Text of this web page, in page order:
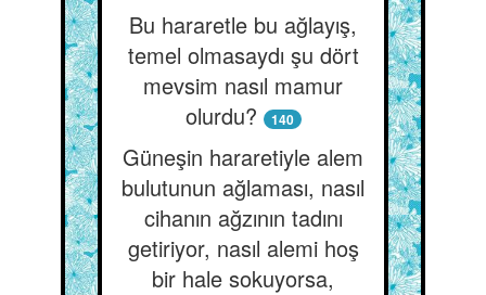
Bu hararetle bu ağlayış,
temel olmasaydı şu dört
mevsim nasıl mamur
olurdu?
140
Güneşin hararetiyle alem
bulutunun ağlaması, nasıl
cihanın ağzının tadını
getiriyor, nasıl alemi hoş
bir hale sokuyorsa,